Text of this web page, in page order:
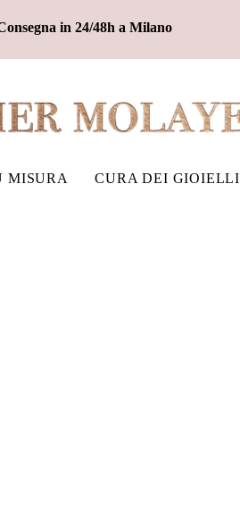
in 24/48h a Milano
MISURA CURA DEI GIOIELLI